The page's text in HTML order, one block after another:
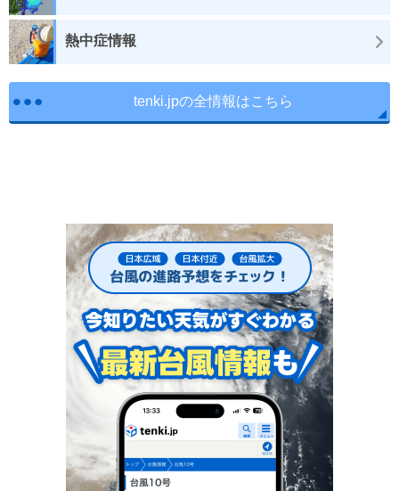
熱中症情報
tenki.jpの全情報はこちら